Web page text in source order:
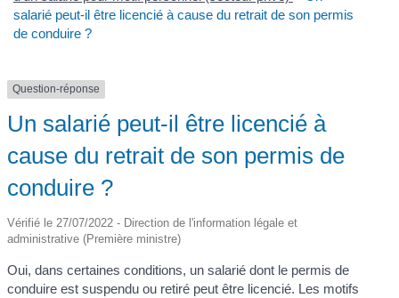
salarié peut-il être licencié à cause du retrait de son permis
de conduire ?
Question-réponse
Un salarié peut-il être licencié à
cause du retrait de son permis de
conduire ?
Vérifié le 27/07/2022 - Direction de l'information légale et
administrative (Première ministre)
Oui, dans certaines conditions, un salarié dont le permis de
conduire est suspendu ou retiré peut être licencié. Les motifs